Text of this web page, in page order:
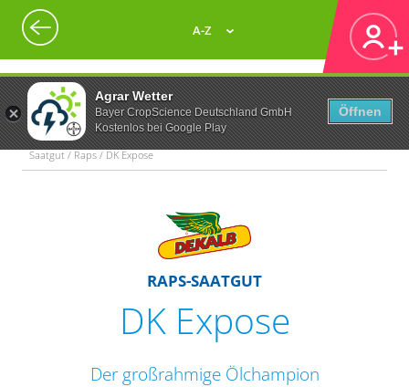
Agrar Wetter
Bayer CropScience Deutschland GmbH
Kostenlos bei Google Play
Öffnen
A-Z
Saatgut / Raps / DK Expose
RAPS-SAATGUT
DK Expose
Der großrahmige Ölchampion